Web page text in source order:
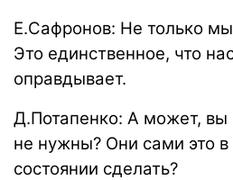
Е.Сафронов: Не только
Это единственное, что
оправдывает.
Д.Потапенко: А может, вы
не нужны? Они сами это в
состоянии сделать?